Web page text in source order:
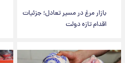
بازار مرغ در مسیر تعادل؛ جزئیات
اقدام تازه دولت